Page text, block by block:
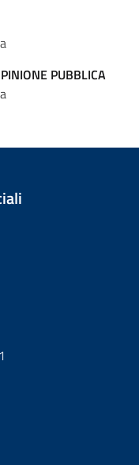
PUBBLICA